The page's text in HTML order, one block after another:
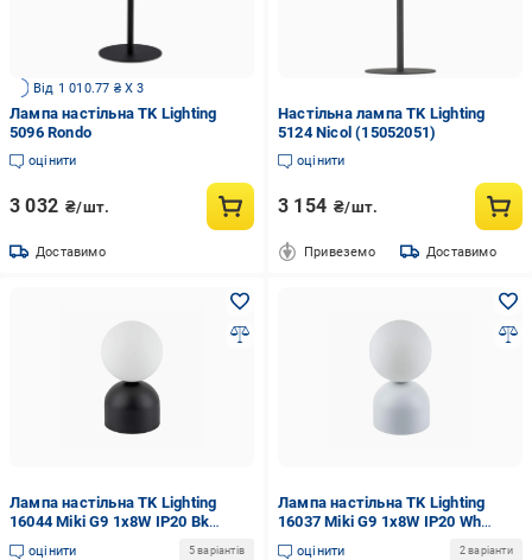
Від 1 010.77 ₴ X 3
Лампа настільна TK Lighting
5096 Rondo
оцінити
3 032 ₴/шт.
Доставимо
Настільна лампа TK Lighting
5124 Nicol (15052051)
оцінити
3 154 ₴/шт.
Привеземо Доставимо
Лампа настільна TK Lighting
16044 Miki G9 1x8W IP20 Bk
(20516571)
оцінити 5 варіантів
Лампа настільна TK Lighting
16037 Miki G9 1x8W IP20 Wh
(20516695)
оцінити 2 варіанти